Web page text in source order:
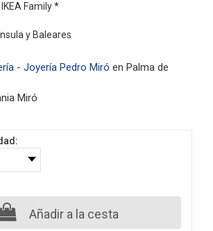
Family *
y Baleares
- Joyería Pedro Miró en Palma de
Miró
Añadir a la cesta